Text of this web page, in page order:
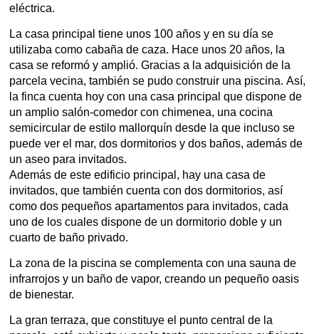
eléctrica.
La casa principal tiene unos 100 años y en su día se
utilizaba como cabaña de caza. Hace unos 20 años, la
casa se reformó y amplió. Gracias a la adquisición de la
parcela vecina, también se pudo construir una piscina. Así,
la finca cuenta hoy con una casa principal que dispone de
un amplio salón-comedor con chimenea, una cocina
semicircular de estilo mallorquín desde la que incluso se
puede ver el mar, dos dormitorios y dos baños, además de
un aseo para invitados.
Además de este edificio principal, hay una casa de
invitados, que también cuenta con dos dormitorios, así
como dos pequeños apartamentos para invitados, cada
uno de los cuales dispone de un dormitorio doble y un
cuarto de baño privado.
La zona de la piscina se complementa con una sauna de
infrarrojos y un baño de vapor, creando un pequeño oasis
de bienestar.
La gran terraza, que constituye el punto central de la